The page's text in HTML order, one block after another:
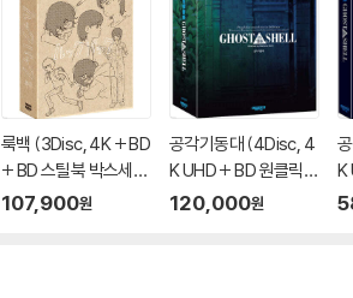
룩백 (3Disc, 4K + BD
+ BD 스틸북 박스세트
한정판) : 블루레이
107,900원
공각기동대 (4Disc, 4
K UHD + BD 원클릭박
스 스틸북 한정판 C Ty
120,000원
K